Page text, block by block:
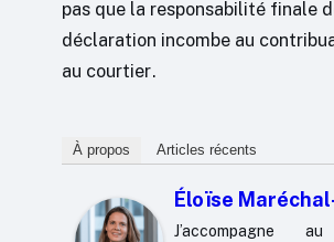
pas que la responsabilité finale
déclaration incombe au
au courtier.
À propos Articles récents
Éloïse
J’accompagne